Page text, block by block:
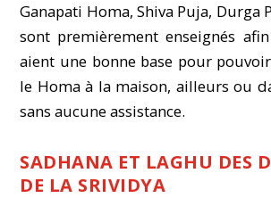
Ganapati Homa, Shiva Puja, Durga
sont premièrement enseignés
aient une bonne base pour
le Homa à la maison, ailleurs ou
sans aucune assistance.
SADHANA ET LAGHU DES
DE LA SRIVIDYA